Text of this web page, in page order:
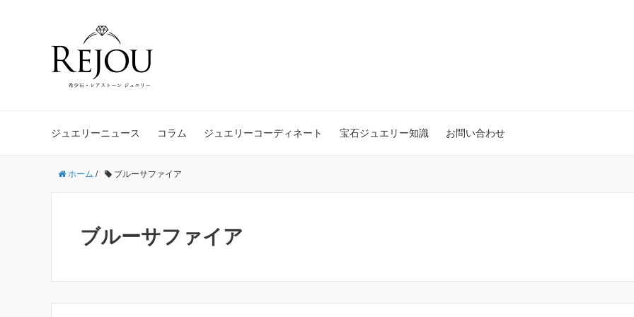
ジュエリーニュース コラム ジュエリーコーディネート 宝石ジュエリー知識 お問い合わせ
ホーム / ブルーサファイア
ブルーサファイア